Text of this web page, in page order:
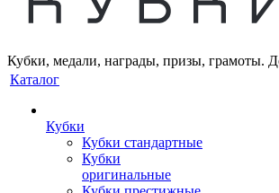
Кубки, медали, награды, призы, грамоты.
Каталог
Кубки
Кубки стандартные
Кубки
оригинальные